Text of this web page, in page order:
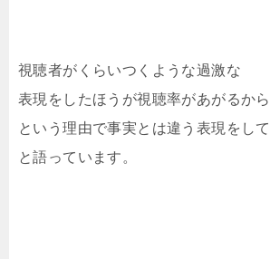
視聴者がくらいつくような過激な
表現をしたほうが視聴率があがるから
という理由で事実とは違う表現をし
と語っています。